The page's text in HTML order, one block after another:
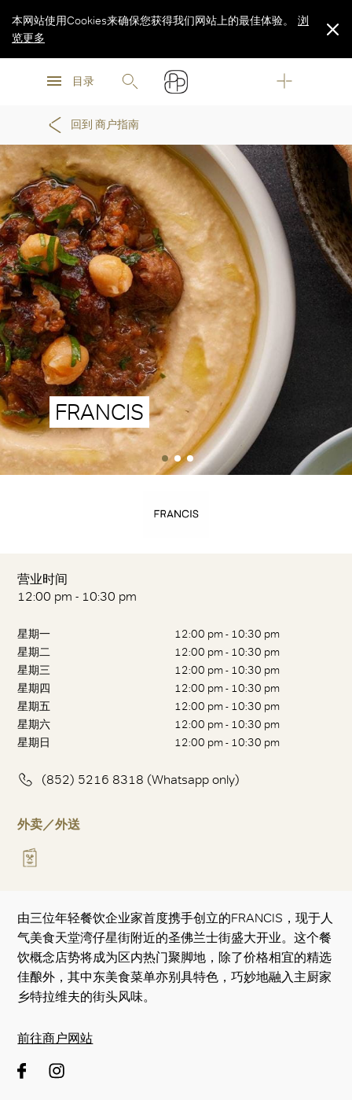
浏
目录
本网站使用Cookies来确保您获得我们网站上的最佳体验。
浏
览更多
回到 商户指南
FRANCIS
营业时间
12:00 pm - 10:30 pm
星期一
12:00 pm - 10:30 pm
星期二
12:00 pm - 10:30 pm
星期三
12:00 pm - 10:30 pm
星期四
12:00 pm - 10:30 pm
星期五
12:00 pm - 10:30 pm
星期六
12:00 pm - 10:30 pm
星期日
12:00 pm - 10:30 pm
(852) 5216 8318 (Whatsapp only)
外卖／外送
由三位年轻餐饮企业家首度携手创立的FRANCIS，现于人
气美食天堂湾仔星街附近的圣佛兰士街盛大开业。这个餐
饮概念店势将成为区内热门聚脚地，除了价格相宜的精选
佳酿外，其中东美食菜单亦别具特色，巧妙地融入主厨家
乡特拉维夫的街头风味。
前往商户网站